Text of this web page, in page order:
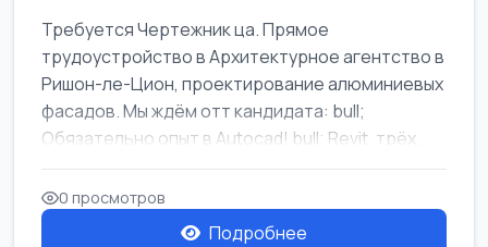
Требуется Чертежник ца. Прямое
трудоустройство в Архитектурное агентство в
Ришон-ле-Цион, проектирование алюминиевых
фасадов. Мы ждём отт кандидата: bull;
Обязательно опыт в Autocad! bull; Revit, трёх...
0 просмотров
Подробнее